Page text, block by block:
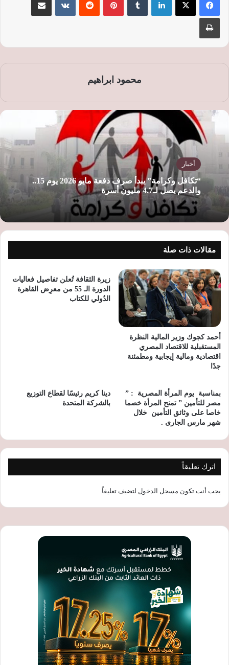
محمود ابراهيم
أخبار
“تكافل وكرامة” يبدأ صرف دفعة مايو 2026 يوم 15..
والدعم يصل لـ4.7 مليون أسرة
مقالات ذات صلة
أحمد كجوك وزير المالية النظرة
المستقبلية للاقتصاد المصري
اقتصادية ومالية إيجابية ومطمئنة
جدًا
زيرة الثقافة تُعلن تفاصيل فعاليات
الدورة الـ 55 من معرِض القاهرة
الدُولي للكتاب
بمناسبة يوم المرأة المصرية : ”
مصر للتأمين ” تمنح المرأة خصما
خاصا على وثائق التأمين خلال
شهر مارس الجارى .
دينا كريم رئيسًا لقطاع التوزيع
بالشركة المتحدة
اترك تعليقاً
يجب أنت تكون مسجل الدخول لتضيف تعليقاً.